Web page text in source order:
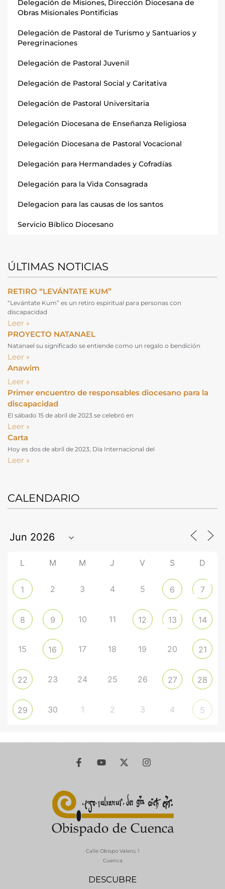
Delegación de Misiones, Dirección Diocesana de
Obras Misionales Pontificias
Delegación de Pastoral de Turismo y Santuarios y
Peregrinaciones
Delegación de Pastoral Juvenil
Delegación de Pastoral Social y Caritativa
Delegación de Pastoral Universitaria
Delegación Diocesana de Enseñanza Religiosa
Delegación Diocesana de Pastoral Vocacional
Delegación para Hermandades y Cofradías
Delegación para la Vida Consagrada
Delegacion para las causas de los santos
Servicio Bíblico Diocesano
ÚLTIMAS NOTICIAS
RETIRO “LEVÁNTATE KUM”
“Levántate Kum” es un retiro espiritual para personas con
discapacidad
Leer »
PROYECTO NATANAEL
Natanael su significado se entiende como un regalo o bendición
Leer »
Anawim
Leer »
Primer encuentro de responsables diocesano para la
discapacidad
El sábado 15 de abril de 2023 se celebró en
Leer »
Carta
Hoy es dos de abril de 2023, Día Internacional del
Leer »
CALENDARIO
L M M J V S D
1 2 3 4 5 6 7
8 9 10 11 12 13 14
15 16 17 18 19 20 21
22 23 24 25 26 27 28
29 30 1 2 3 4 5
DESCUBRE
Calle Obispo Valero, 1
Cuenca